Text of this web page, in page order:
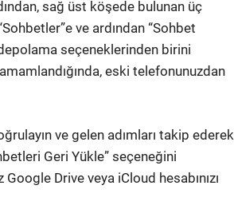
sağ üst köşede bulunan üç
ve ardından “Sohbet
seçeneklerinden birini
eski telefonunuzdan
ve gelen adımları takip ederek
Geri Yükle” seçeneğini
Drive veya iCloud hesabınızı